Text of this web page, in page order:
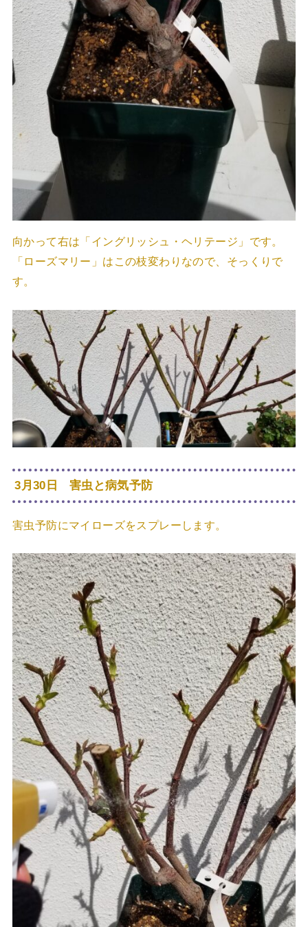
向かって右は「イングリッシュ・ヘリテージ」です。
「ローズマリー」はこの枝変わりなので、そっくりで
す。
3月30日 害虫と病気予防
害虫予防にマイローズをスプレーします。